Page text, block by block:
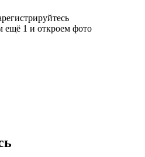
ещё 1 и откроем фото